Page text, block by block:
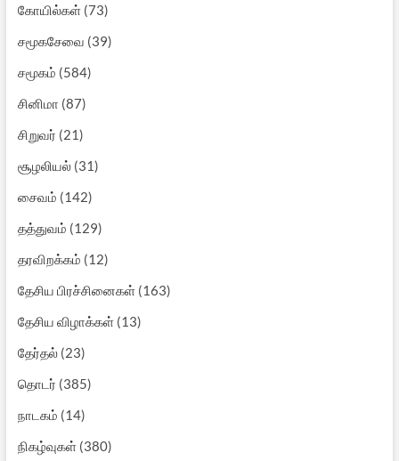
கோயில்கள்(73)
சமூகசேவை (39)
சமூகம் (584)
சினிமா (87)
சிறுவர் (21)
சூழலியல்(31)
சைவம் (142)
தத்துவம் (129)
தரவிறக்கம் (12)
தேசிய பிரச்சினைகள்(163)
தேசிய விழாக்கள்(13)
தேர்தல்(23)
தொடர் (385)
நாடகம் (14)
நிகழ்வுகள்(380)